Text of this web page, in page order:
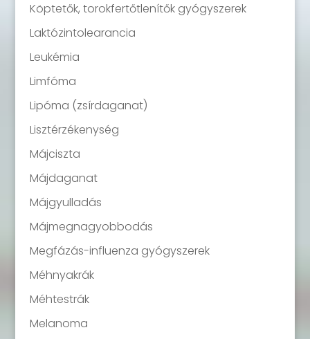
Köptetők, torokfertőtlenítők gyógyszerek
Laktózintolearancia
Leukémia
Limfóma
Lipóma (zsírdaganat)
Lisztérzékenység
Májciszta
Májdaganat
Májgyulladás
Májmegnagyobbodás
Megfázás-influenza gyógyszerek
Méhnyakrák
Méhtestrák
Melanoma